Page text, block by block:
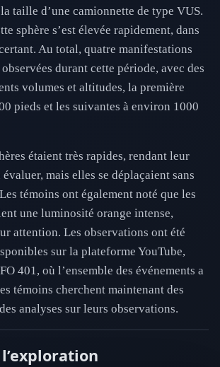
taille d’une camionnette de type VUS.
sphère s’est élevée rapidement, dans
Au total, quatre manifestations
durant cette période, avec des
volumes et altitudes, la première
pieds et les suivantes à environ 1000
étaient très rapides, rendant leur
mais elles se déplaçaient sans
témoins ont également noté que les
une luminosité orange intense,
attention. Les observations ont été
sur la plateforme YouTube,
401, où l’ensemble des événements a
témoins cherchent maintenant des
analyses sur leurs observations.